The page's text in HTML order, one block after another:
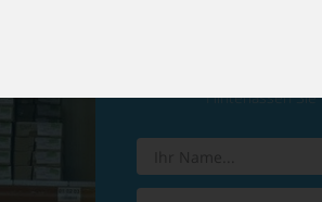
Hinterlassen